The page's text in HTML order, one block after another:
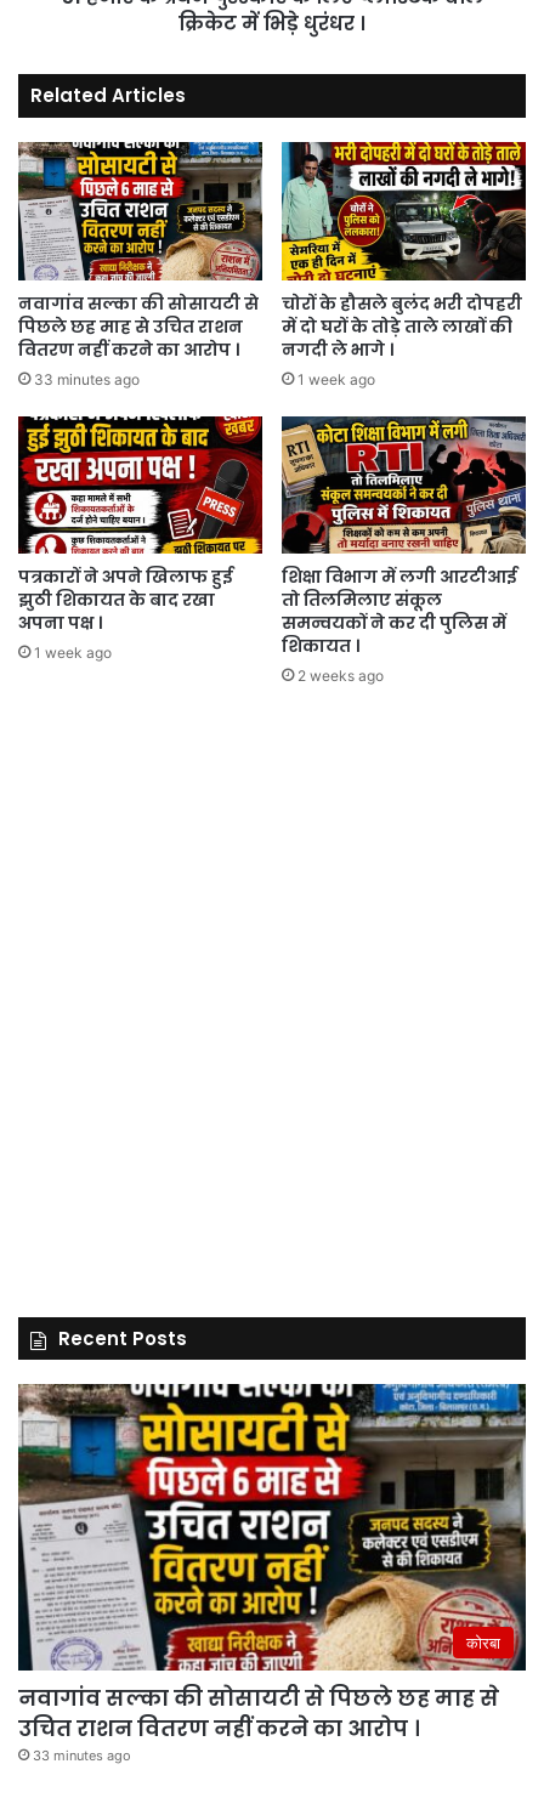
धुरंधर
क्रिकेट में भिड़े धुरंधर ।
Related Articles
नवागांव सल्का की सोसायटी से
पिछले छह माह से उचित राशन
वितरण नहीं करने का आरोप ।
33 minutes ago
चोरों के हौसले बुलंद भरी दोपहरी
में दो घरों के तोड़े ताले लाखों की
नगदी ले भागे ।
1 week ago
पत्रकारों ने अपने खिलाफ हुई
झुठी शिकायत के बाद रखा
अपना पक्ष ।
1 week ago
शिक्षा विभाग में लगी आरटीआई
तो तिलमिलाए संकूल
समन्वयकों ने कर दी पुलिस में
शिकायत ।
2 weeks ago
Recent Posts
कोरबा
नवागांव सल्का की सोसायटी से पिछले छह माह से
उचित राशन वितरण नहीं करने का आरोप ।
33 minutes ago